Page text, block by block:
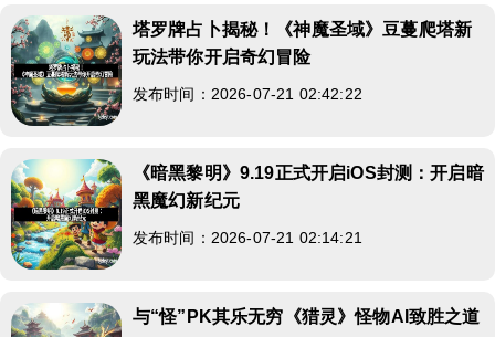
塔罗牌占卜揭秘！《神魔圣域》豆蔓爬塔新
玩法带你开启奇幻冒险
发布时间：2026-07-21 02:42:22
《暗黑黎明》9.19正式开启iOS封测：开启暗
黑魔幻新纪元
发布时间：2026-07-21 02:14:21
与“怪”PK其乐无穷《猎灵》怪物AI致胜之道